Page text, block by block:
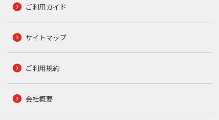
ご利用ガイド
サイトマップ
ご利用規約
会社概要